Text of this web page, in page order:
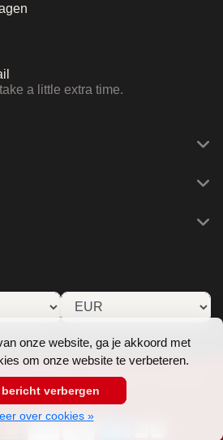
onze website, ga je akkoord met
om onze website te verbeteren.
bericht verbergen
over cookies »
a little extra time.
Amsterdam - Theme by
by Lightspeed